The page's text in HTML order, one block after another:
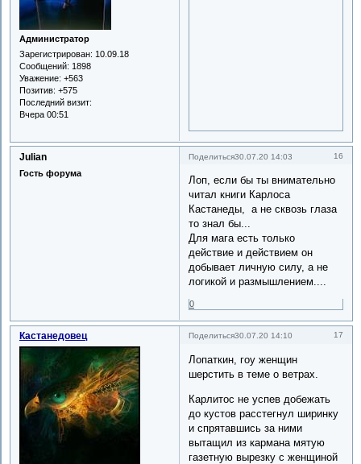
Администратор
Зарегистрирован: 10.09.18
Сообщений: 1898
Уважение: +563
Позитив: +575
Последний визит:
Вчера 00:51
Поделиться 16
30.07.20 14:03
Julian
Гость форума
Лоп, если бы ты внимательно
читал книги Карлоса
Кастанеды, а не сквозь глаза
то знал бы...
Для мага есть только
действие и действием он
добывает личную силу, а не
логикой и размышлением....
0
Поделиться 17
30.07.20 14:10
Кастанедовец
Лопаткин, гоу женщин
шерстить в теме о ветрах.
Карлитос не успев добежать
до кустов расстегнул ширинку
и спрятавшись за ними
вытащил из кармана мятую
газетную вырезку с женщиной